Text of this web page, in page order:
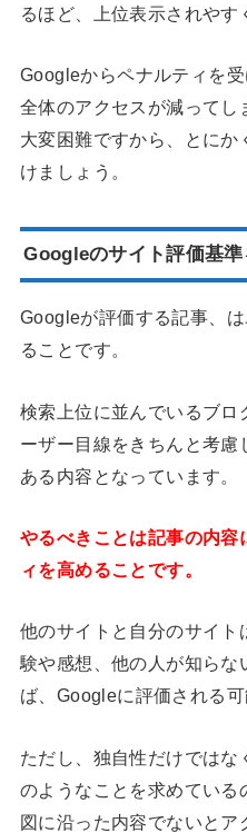
るほど、上位表示されやす
Googleからペナルティを
全体のアクセスが減ってし
大変困難ですから、とに
けましょう。
Googleのサイト評価基
Googleが評価する記事、
ることです。
検索上位に並んでいるブロ
ーザー目線をきちんと考
ある内容となっています。
やるべきことは記事の内
ィを高めることです。
他のサイトと自分のサイ
験や感想、他の人が知らな
ば、Googleに評価される可
ただし、独自性だけでは
のようなことを求めてい
図に沿った内容でないとア